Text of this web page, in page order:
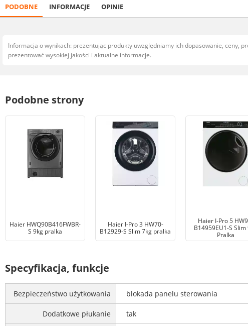
PODOBNE INFORMACJE OPINIE
Informacja o wynikach: prezentując produkty uwzględniamy ich dopasowanie, ceny,
prezentować wysokiej jakości i aktualne informacje.
Podobne strony
Haier HWQ90B416FWBR-
S 9kg pralka
Haier I-Pro 3 HW70-
B12929-S Slim 7kg pralka
Haier I-Pro 5
B14959EU1-S Slim
Pralka
Specyfikacja, funkcje
Bezpieczeństwo użytkowania blokada panelu sterowania
Dodatkowe płukanie tak